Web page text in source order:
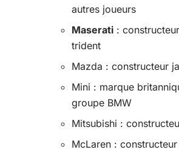
autres joueurs
Maserati :
trident
Mazda : constructeur
Mini : marque
groupe BMW
Mitsubishi :
McLaren :